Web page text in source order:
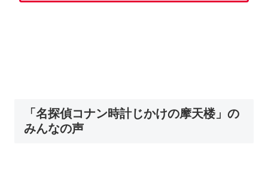
「名探偵コナン時計じかけの摩天楼」の
みんなの声